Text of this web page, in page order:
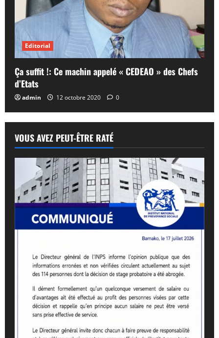
Editorial
Ça suffit !: Ce machin appelé « CEDEAO » des Chefs
d’Etats
admin 12 octobre 2020 0
VOUS AVEZ PEUT-ÊTRE RATÉ